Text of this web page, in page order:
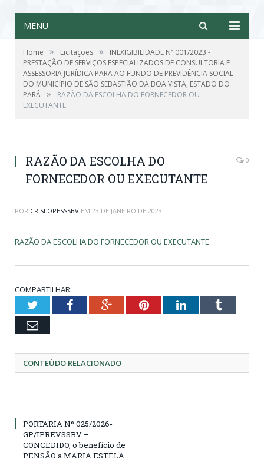
MENU
Home » Licitações »
INEXIGIBILIDADE Nº 001/2023 -
PRESTAÇÃO DE SERVIÇOS ESPECIALIZADOS DE CONSULTORIA E
ASSESSORIA JURÍDICA PARA AO FUNDO DE PREVIDÊNCIA SOCIAL
DO MUNICÍPIO DE SÃO SEBASTIÃO DA BOA VISTA, ESTADO DO
PARÁ »
RAZÃO DA ESCOLHA DO FORNECEDOR OU
EXECUTANTE
RAZÃO DA ESCOLHA DO
FORNECEDOR OU EXECUTANTE
0
POR CRISLOPESSSBV EM 23 DE JANEIRO DE 2023
RAZÃO DA ESCOLHA DO FORNECEDOR OU EXECUTANTE
COMPARTILHAR:
TwitterFacebookGoogle+PinterestLinkedInTumblr
Email
CONTEÚDO RELACIONADO
PORTARIA Nº 025/2026-
GP/IPREVSSBV –
CONCEDIDO, o benefício de
PENSÃO a MARIA ESTELA